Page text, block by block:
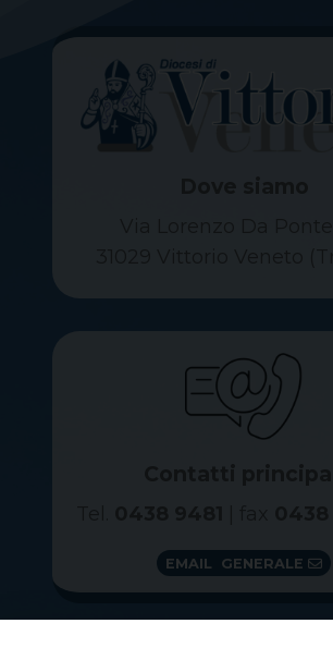
EMAIL GENERALE